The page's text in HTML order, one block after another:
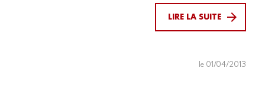
LIRE LA SUITE
le 01/04/2013